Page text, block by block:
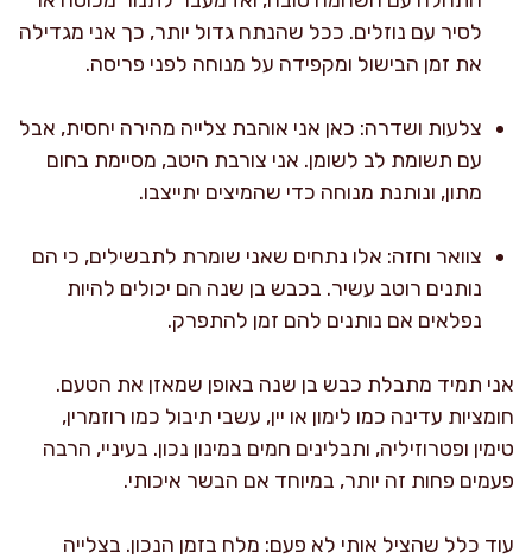
לסיר עם נוזלים. ככל שהנתח גדול יותר, כך אני מגדילה
את זמן הבישול ומקפידה על מנוחה לפני פריסה.
צלעות ושדרה: כאן אני אוהבת צלייה מהירה יחסית, אבל
עם תשומת לב לשומן. אני צורבת היטב, מסיימת בחום
מתון, ונותנת מנוחה כדי שהמיצים יתייצבו.
צוואר וחזה: אלו נתחים שאני שומרת לתבשילים, כי הם
נותנים רוטב עשיר. בכבש בן שנה הם יכולים להיות
נפלאים אם נותנים להם זמן להתפרק.
אני תמיד מתבלת כבש בן שנה באופן שמאזן את הטעם.
חומציות עדינה כמו לימון או יין, עשבי תיבול כמו רוזמרין,
טימין ופטרוזיליה, ותבלינים חמים במינון נכון. בעיניי, הרבה
פעמים פחות זה יותר, במיוחד אם הבשר איכותי.
עוד כלל שהציל אותי לא פעם: מלח בזמן הנכון. בצלייה